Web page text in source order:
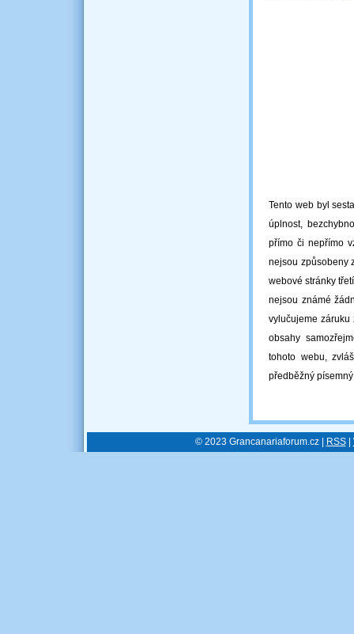
Tento web byl
úplnost,
přímo či nepřímo
nejsou způsobeny
webové stránky
nejsou známé
vylučujeme záruku
obsahy
tohoto webu,
předběžný
© 2023 Grancanariaforum.cz | RSS|